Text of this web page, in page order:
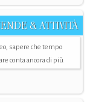
& ATTIVITÀ
sapere che tempo
conta ancora di più